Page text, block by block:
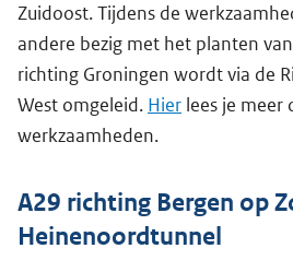
Zuidoost. Tijdens de
andere bezig met het planten
richting Groningen wordt via de
West omgeleid. Hier lees je meer
werkzaamheden.
A29 richting Bergen op
Heinenoordtunnel